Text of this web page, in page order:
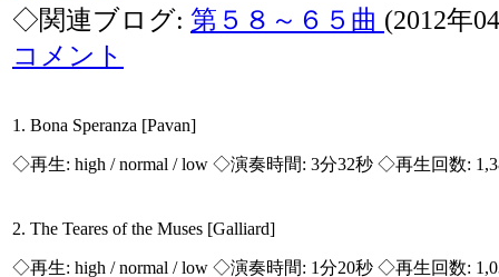
◇関連ブログ: 第５８～６５曲 (2012年
コメント
1. Bona Speranza [Pavan]
◇再生: high / normal / low ◇演奏時間: 3分32秒 ◇再生回数:
2. The Teares of the Muses [Galliard]
◇再生: high / normal / low ◇演奏時間: 1分20秒 ◇再生回数: